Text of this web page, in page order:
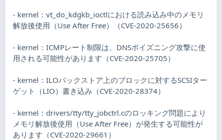
- kernel：vt_do_kdgkb_ioctlにおける読み込み中のメモリ
解放後使用（Use After Free）（CVE-2020-25656）
- kernel：ICMPレート制限は、DNSポイズニング攻撃に使
用される可能性があります（CVE-2020-25705）
- kernel：ILOバックストア上のブロックに対するSCSIター
ゲット（LIO）書き込み（CVE-2020-28374）
- kernel：drivers/tty/tty_jobctrl.cのロッキング問題により
メモリ解放後使用（Use After Free）が発生する可能性が
あります（CVE-2020-29661）